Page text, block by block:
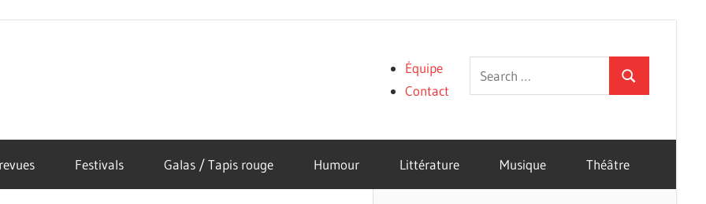
Search
for:
Search
Équipe
Contact
Festivals Galas / Tapis rouge Humour Littérature Musique Théâtre